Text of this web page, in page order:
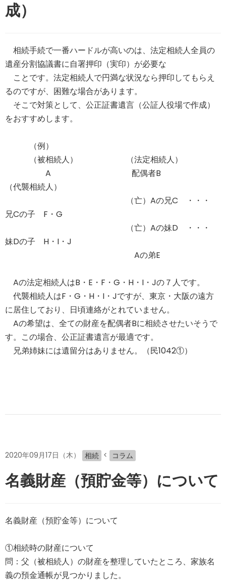
成）
相続手続で一番ハードルが高いのは、法定相続人全員の
遺産分割協議書に自署押印（実印）が必要な
ことです。法定相続人で円満な状況なら押印してもらえ
るのですが、困難な場合があります。
そこで対策として、公正証書遺言（公証人役場で作成）
をおすすめします。
（例）
（被相続人） （法定相続人）
A 配偶者B
（代襲相続人）
（亡）Aの兄C ・・・
兄Cの子 F・G
（亡）Aの妹D ・・・
妹Dの子 H・I・J
Aの弟E
Aの法定相続人はB・E・F・G・H・I・Jの７人です。
代襲相続人はF・G・H・I・Jですが、東京・大阪の遠方
に居住しており、日頃連絡がとれていません。
Aの希望は、全ての財産を配偶者Bに相続させたいそうで
す。この場合、公正証書遺言が最適です。
兄弟姉妹には遺留分はありません。（民1042①）
2020年09月17日（木） 相続 < コラム
名義財産（預貯金等）について
名義財産（預貯金等）について
①相続時の財産について
問：父（被相続人）の財産を整理していたところ、家族名
義の預金通帳が見つかりました。